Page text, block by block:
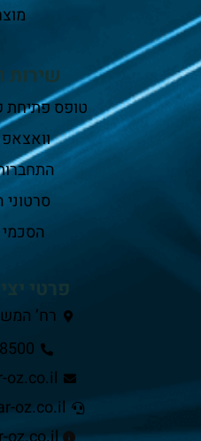
שירות
טופס פתיחת
פרטי
רח’ המשביר
oz.co.il
oz.co.il